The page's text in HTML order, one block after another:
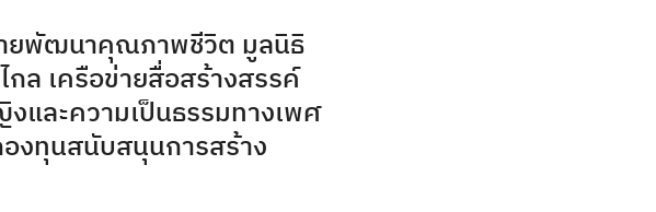
ายพัฒนาคุณภาพชีวิต มูลนิธิ
ล เครือข่ายสื่อสร้างสรรค์
และความเป็นธรรมทางเพศ
งทุนสนับสนุนการสร้าง